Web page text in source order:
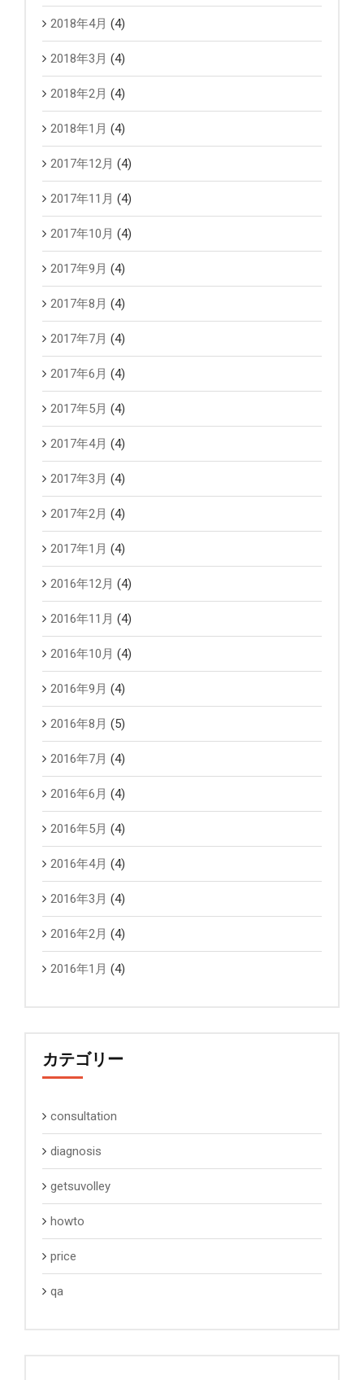
2018年4月 (4)
2018年3月 (4)
2018年2月 (4)
2018年1月 (4)
2017年12月 (4)
2017年11月 (4)
2017年10月 (4)
2017年9月 (4)
2017年8月 (4)
2017年7月 (4)
2017年6月 (4)
2017年5月 (4)
2017年4月 (4)
2017年3月 (4)
2017年2月 (4)
2017年1月 (4)
2016年12月 (4)
2016年11月 (4)
2016年10月 (4)
2016年9月 (4)
2016年8月 (5)
2016年7月 (4)
2016年6月 (4)
2016年5月 (4)
2016年4月 (4)
2016年3月 (4)
2016年2月 (4)
2016年1月 (4)
カテゴリー
consultation
diagnosis
getsuvolley
howto
price
qa